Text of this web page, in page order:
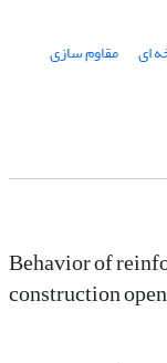
ای مقاوم سازی
Behavior of
construction